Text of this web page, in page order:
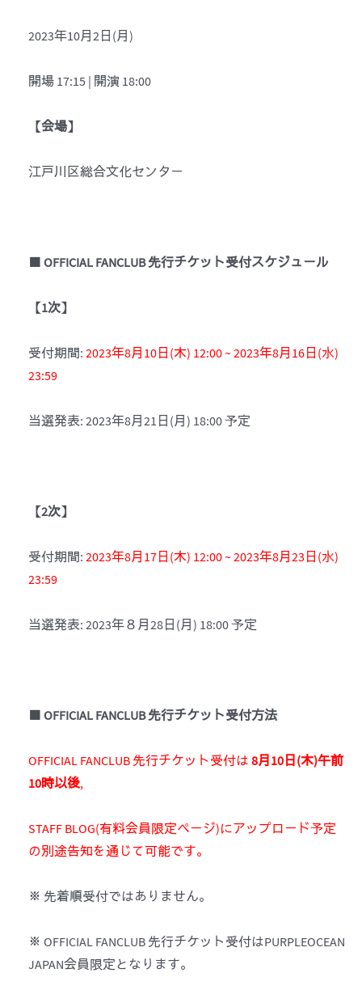
2023年10月2日(月)
開場 17:15 | 開演 18:00
【会場】
江戸川区総合文化センター
OFFICIAL FANCLUB先行チケット受付スケジュール
【1次】
受付期間: 2023年8月10日(木) 12:00 ~ 2023年8月16日(水)
23:59
当選発表: 2023年8月21日(月) 18:00 予定
【2次】
受付期間: 2023年8月17日(木) 12:00 ~ 2023年8月23日(水)
23:59
当選発表: 2023年８月28日(月) 18:00 予定
OFFICIAL FANCLUB先行チケット受付方法
OFFICIAL FANCLUB 先行チケット受付は 8月10日(木)午前
10時以後,
STAFF BLOG(有料会員限定ページ)にアップロード予定
の別途告知を通じて可能です。
※ 先着順受付ではありません。
※ OFFICIAL FANCLUB 先行チケット受付はPURPLEOCEAN
JAPAN会員限定となります。